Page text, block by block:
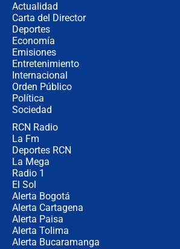
Actualidad
Carta del Director
Deportes
Economía
Emisiones
Entretenimiento
Internacional
Orden Público
Política
Sociedad
RCN Radio
La Fm
Deportes RCN
La Mega
Radio 1
El Sol
Alerta Bogotá
Alerta Cartagena
Alerta Paisa
Alerta Tolima
Alerta Bucaramanga